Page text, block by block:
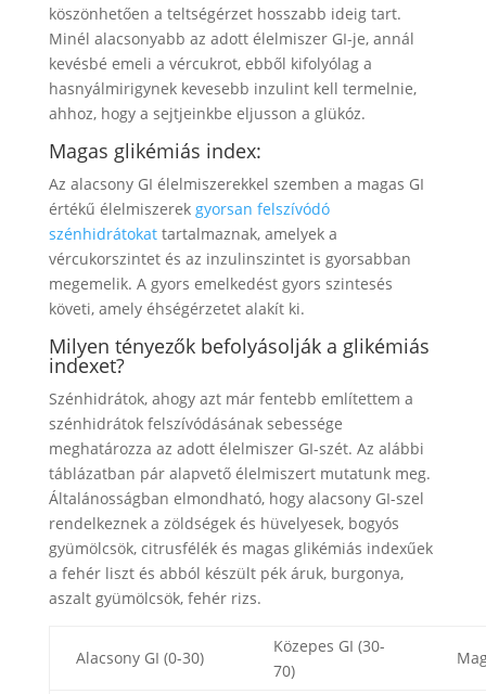
köszönhetően a teltségérzet hosszabb ideig tart.
Minél alacsonyabb az adott élelmiszer GI-je, annál
kevésbé emeli a vércukrot, ebből kifolyólag a
hasnyálmirigynek kevesebb inzulint kell termelnie,
ahhoz, hogy a sejtjeinkbe eljusson a glükóz.
Magas glikémiás index:
Az alacsony GI élelmiszerekkel szemben a magas GI
értékű élelmiszerek gyorsan felszívódó
szénhidrátokattartalmaznak, amelyek a
vércukorszintet és az inzulinszintet is gyorsabban
megemelik. A gyors emelkedést gyors szintesés
követi, amely éhségérzetet alakít ki.
Milyen tényezők befolyásolják a glikémiás
indexet?
Szénhidrátok, ahogy azt már fentebb említettem a
szénhidrátok felszívódásának sebessége
meghatározza az adott élelmiszer GI-szét. Az alábbi
táblázatban pár alapvető élelmiszert mutatunk meg.
Általánosságban elmondható, hogy alacsony GI-szel
rendelkeznek a zöldségek és hüvelyesek, bogyós
gyümölcsök, citrusfélék és magas glikémiás indexűek
a fehér liszt és abból készült pék áruk, burgonya,
aszalt gyümölcsök, fehér rizs.
Alacsony GI (0-30)
Közepes GI (30-
70)